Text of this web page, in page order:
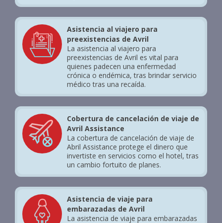
Asistencia al viajero para
preexistencias de Avril
La asistencia al viajero para
preexistencias de Avril es vital para
quienes padecen una enfermedad
crónica o endémica, tras brindar servicio
médico tras una recaída.
Cobertura de cancelación de viaje de
Avril Assistance
La cobertura de cancelación de viaje de
Abril Assistance protege el dinero que
invertiste en servicios como el hotel, tras
un cambio fortuito de planes.
Asistencia de viaje para
embarazadas de Avril
La asistencia de viaje para embarazadas